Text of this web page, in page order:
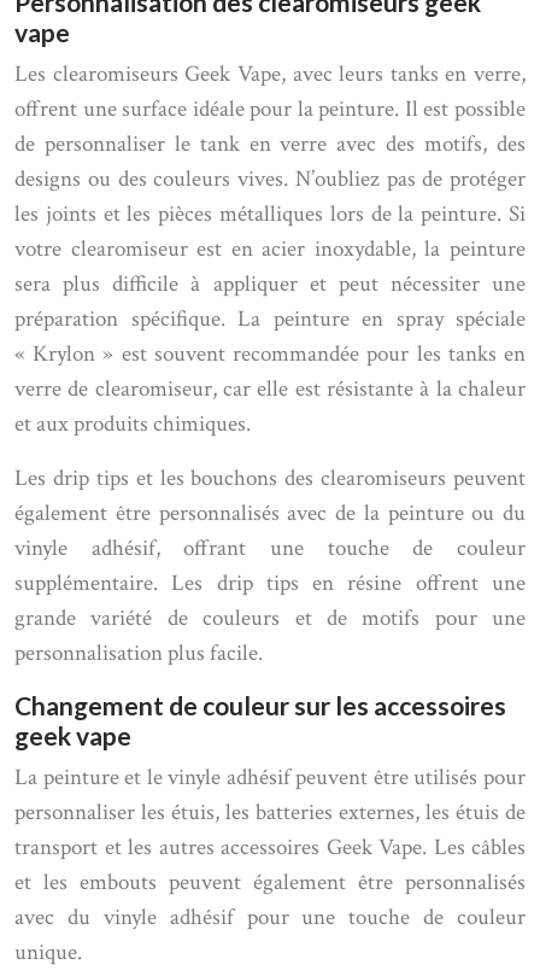
vape
Les clearomiseurs Geek Vape, avec leurs tanks en verre,
offrent une surface idéale pour la peinture. Il est possible
de personnaliser le tank en verre avec des motifs, des
designs ou des couleurs vives. N’oubliez pas de protéger
les joints et les pièces métalliques lors de la peinture. Si
votre clearomiseur est en acier inoxydable, la peinture
sera plus difficile à appliquer et peut nécessiter une
préparation spécifique. La peinture en spray spéciale
« Krylon » est souvent recommandée pour les tanks en
verre de clearomiseur, car elle est résistante à la chaleur
et aux produits chimiques.
Les drip tips et les bouchons des clearomiseurs peuvent
également être personnalisés avec de la peinture ou du
vinyle adhésif, offrant une touche de couleur
supplémentaire. Les drip tips en résine offrent une
grande variété de couleurs et de motifs pour une
personnalisation plus facile.
Changement de couleur sur les accessoires
geek vape
La peinture et le vinyle adhésif peuvent être utilisés pour
personnaliser les étuis, les batteries externes, les étuis de
transport et les autres accessoires Geek Vape. Les câbles
et les embouts peuvent également être personnalisés
avec du vinyle adhésif pour une touche de couleur
unique.